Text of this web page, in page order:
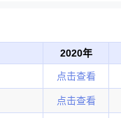
2020年
点击查看
点击查看